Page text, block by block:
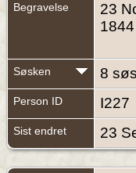
Begravelse
23
1844
Søsken 8
Person ID I227
Sist endret 23